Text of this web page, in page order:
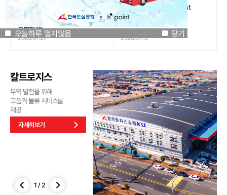
오늘하루 열지않음 닫기
[인천국제공항공사 x 잔망루피]
공항은 GREEN하게, 굿즈는
특별하게!
2026.07.27
도심공항리무진 x H.Point
할인쿠폰 이벤트
2026.07.13
칼트로지스
무역 발전을 위해
고품격 물류 서비스를
제공
자세히보기
1 /2